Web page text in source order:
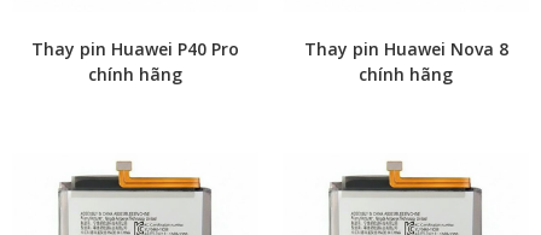
Thay pin Huawei P40 Pro
chính hãng
Thay pin Huawei Nova 8
chính hãng